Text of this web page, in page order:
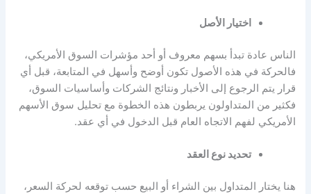
اختيار الأصل
الناس عادة تبدأ بسهم معروف أو أحد مؤشرات السوق الأمريكي،
فالحركة في هذه الأصول تكون أوضح وأسهل في المتابعة، قبل أي
قرار يتم الرجوع إلى الأخبار ونتائج الشركات وأساسيات السوق،
فكثير من المتداولون يربطون هذه الخطوة مع تحليل سوق الأسهم
الأمريكي لفهم الاتجاه العام قبل الدخول في أي عقد.
تحديد نوع العقد
هنا يختار المتداول بين الشراء أو البيع حسب توقعه لحركة السعر،